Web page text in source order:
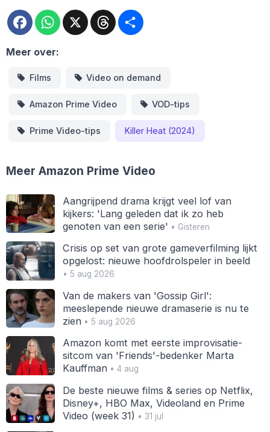
FacebookWhatsApp
X Threads
Meer over:
Films Video on demand
Amazon Prime Video VOD-tips
Prime Video-tips Killer Heat (2024)
Meer Amazon Prime Video
Aangrijpend drama krijgt veel lof van
kijkers: 'Lang geleden dat ik zo heb
genoten van een serie' • Gisteren
Crisis op set van grote gameverfilming lijkt
opgelost: nieuwe hoofdrolspeler in beeld
• 5 aug 2026
Van de makers van 'Gossip Girl':
meeslepende nieuwe dramaserie is nu te
zien• 5 aug 2026
Amazon komt met eerste improvisatie-
sitcom van 'Friends'-bedenker Marta
Kauffman• 4 aug
De beste nieuwe films & series op Netflix,
Disney+, HBO Max, Videoland en Prime
Video (week 31) • 31 jul